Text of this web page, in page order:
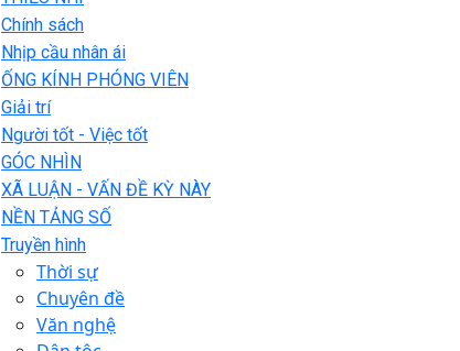
Chính sách
Nhịp cầu nhân ái
ỐNG KÍNH PHÓNG VIÊN
Giải trí
Người tốt - Việc tốt
GÓC NHÌN
XÃ LUẬN - VẤN ĐỀ KỲ NÀY
NỀN TẢNG SỐ
Truyền hình
Thời sự
Chuyên đề
Văn nghệ